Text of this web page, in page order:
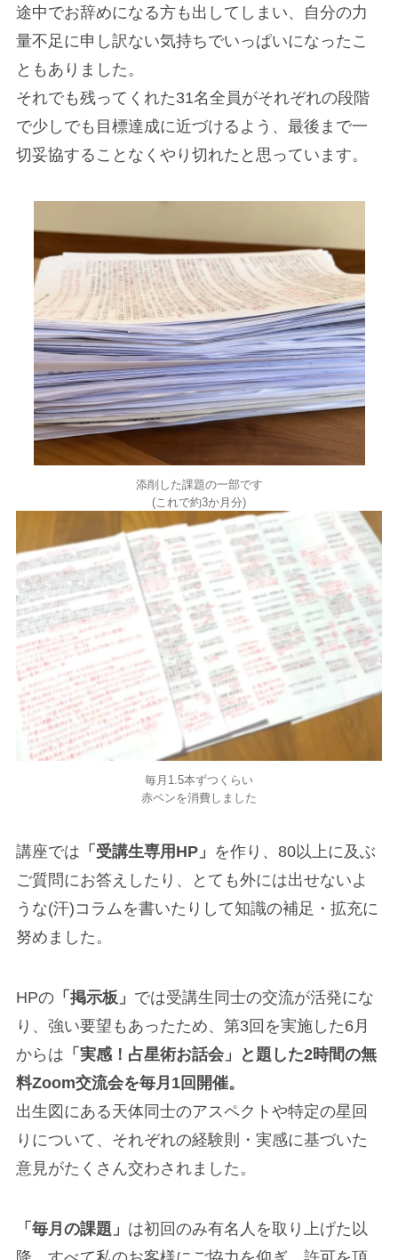
途中でお辞めになる方も出してしまい、自分の力
量不足に申し訳ない気持ちでいっぱいになったこ
ともありました。
それでも残ってくれた31名全員がそれぞれの段階
で少しでも目標達成に近づけるよう、最後まで一
切妥協することなくやり切れたと思っています。
添削した課題の一部です
(これで約3か月分)
毎月1.5本ずつくらい
赤ペンを消費しました
講座では 「受講生専用HP」 を作り、80以上に及ぶ
ご質問にお答えしたり、とても外には出せないよ
うな(汗)コラムを書いたりして知識の補足・拡充に
努めました。
HPの「掲示板」 では受講生同士の交流が活発にな
り、強い要望もあったため、第3回を実施した6月
からは 「実感！占星術お話会」と題した2時間の無
料Zoom交流会を毎月1回開催。
出生図にある天体同士のアスペクトや特定の星回
りについて、それぞれの経験則・実感に基づいた
意見がたくさん交わされました。
「毎月の課題」 は初回のみ有名人を取り上げた以